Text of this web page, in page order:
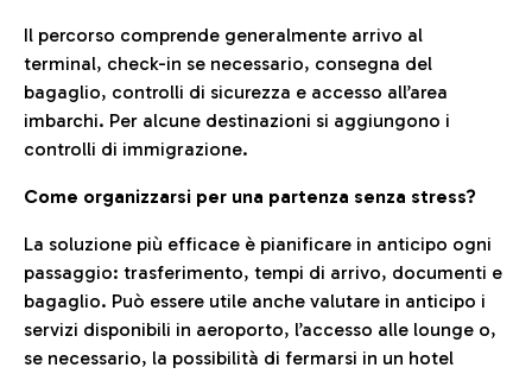
Il percorso comprende generalmente arrivo al
terminal, check-in se necessario, consegna del
bagaglio, controlli di sicurezza e accesso all’area
imbarchi. Per alcune destinazioni si aggiungono i
controlli di immigrazione.
Come organizzarsi per una partenza senza stress?
La soluzione più efficace è pianificare in anticipo ogni
passaggio: trasferimento, tempi di arrivo, documenti e
bagaglio. Può essere utile anche valutare in anticipo i
servizi disponibili in aeroporto, l’accesso alle lounge o,
se necessario, la possibilità di fermarsi in un hotel